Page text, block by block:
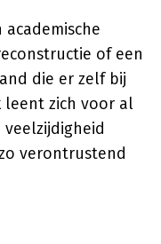
of een
die er zelf bij
leent zich voor al
verontrustend